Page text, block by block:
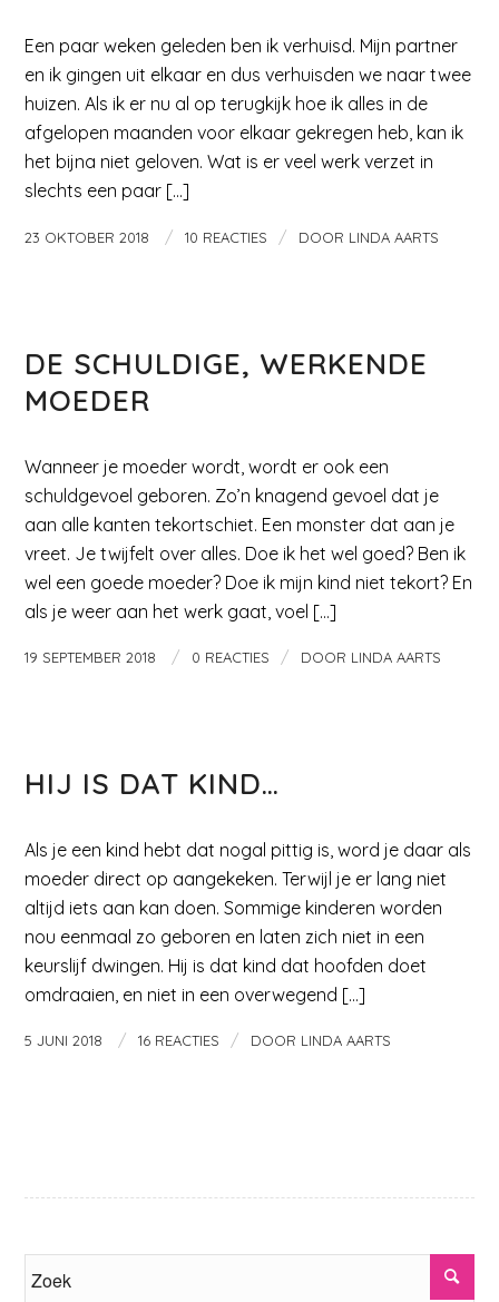
Een paar weken geleden ben ik verhuisd. Mijn partner
en ik gingen uit elkaar en dus verhuisden we naar twee
huizen. Als ik er nu al op terugkijk hoe ik alles in de
afgelopen maanden voor elkaar gekregen heb, kan ik
het bijna niet geloven. Wat is er veel werk verzet in
slechts een paar […]
23 OKTOBER 2018 / 10 REACTIES / DOOR LINDA AARTS
DE SCHULDIGE, WERKENDE
MOEDER
Wanneer je moeder wordt, wordt er ook een
schuldgevoel geboren. Zo’n knagend gevoel dat je
aan alle kanten tekortschiet. Een monster dat aan je
vreet. Je twijfelt over alles. Doe ik het wel goed? Ben ik
wel een goede moeder? Doe ik mijn kind niet tekort? En
als je weer aan het werk gaat, voel […]
19 SEPTEMBER 2018 / 0 REACTIES / DOOR LINDA AARTS
HIJ IS DAT KIND…
Als je een kind hebt dat nogal pittig is, word je daar als
moeder direct op aangekeken. Terwijl je er lang niet
altijd iets aan kan doen. Sommige kinderen worden
nou eenmaal zo geboren en laten zich niet in een
keurslijf dwingen. Hij is dat kind dat hoofden doet
omdraaien, en niet in een overwegend […]
5 JUNI 2018 / 16 REACTIES / DOOR LINDA AARTS